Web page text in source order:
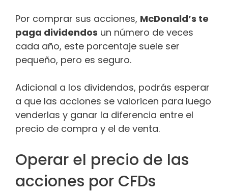
Por comprar sus acciones, McDonald’s te
paga dividendos un número de veces
cada año, este porcentaje suele ser
pequeño, pero es seguro.
Adicional a los dividendos, podrás esperar
a que las acciones se valoricen para luego
venderlas y ganar la diferencia entre el
precio de compra y el de venta.
Operar el precio de las
acciones por CFDs